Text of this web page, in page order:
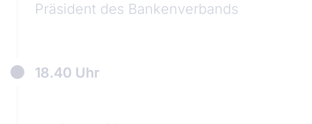
Präsident des Bankenverbands
18.40 Uhr